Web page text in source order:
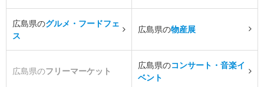
広島県のグルメ・フードフェ
ス
広島県の物産展
広島県のフリーマーケット
広島県のコンサート・音楽イ
ベント